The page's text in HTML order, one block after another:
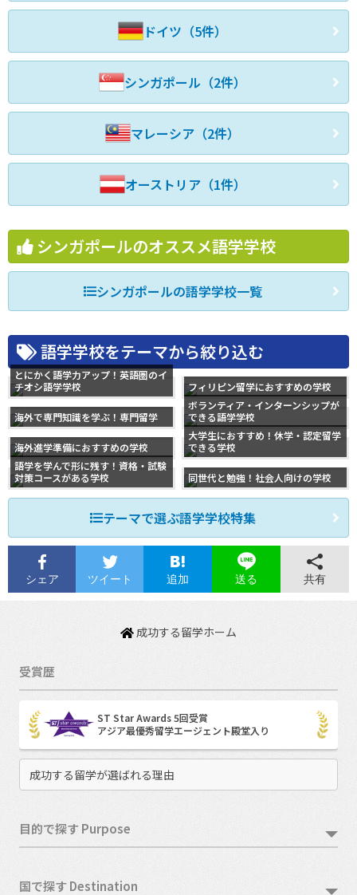
ドイツ（5件）
シンガポール（2件）
マレーシア（2件）
オーストリア（1件）
シンガポールのオススメ語学学校
シンガポールの語学学校一覧
語学学校をテーマから絞り込む
とにかく語学力アップ！英語圏のイ
チオシ語学学校
フィリピン留学におすすめの学校
海外で専門知識を学ぶ！専門留学
ボランティア・インターンシップが
できる語学学校
海外進学準備におすすめの学校
大学生におすすめ！休学・認定留学
できる学校
語学を学んで形に残す！資格・試験
対策コースがある学校
同世代と勉強！社会人向けの学校
テーマで選ぶ語学学校特集
シェア ツイート 追加 送る 共有
成功する留学ホーム
受賞歴
ST Star Awards 5回受賞
アジア最優秀留学エージェント殿堂入り
成功する留学が選ばれる理由
目的で探す Purpose
国で探す Destination